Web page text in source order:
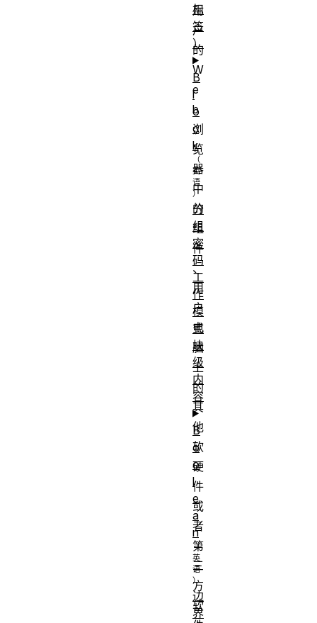
用
户
的
W
e
b
浏
览
器
中
的
组
件
、
用
户
电
脑
上
的
其
他
软
硬
件
或
者
第
三
方
软
标
签
）
B
l
o
c
k
分
组
密
码
工
作
模
式
块
级
内
容
B
o
o
l
e
a
n
边
界